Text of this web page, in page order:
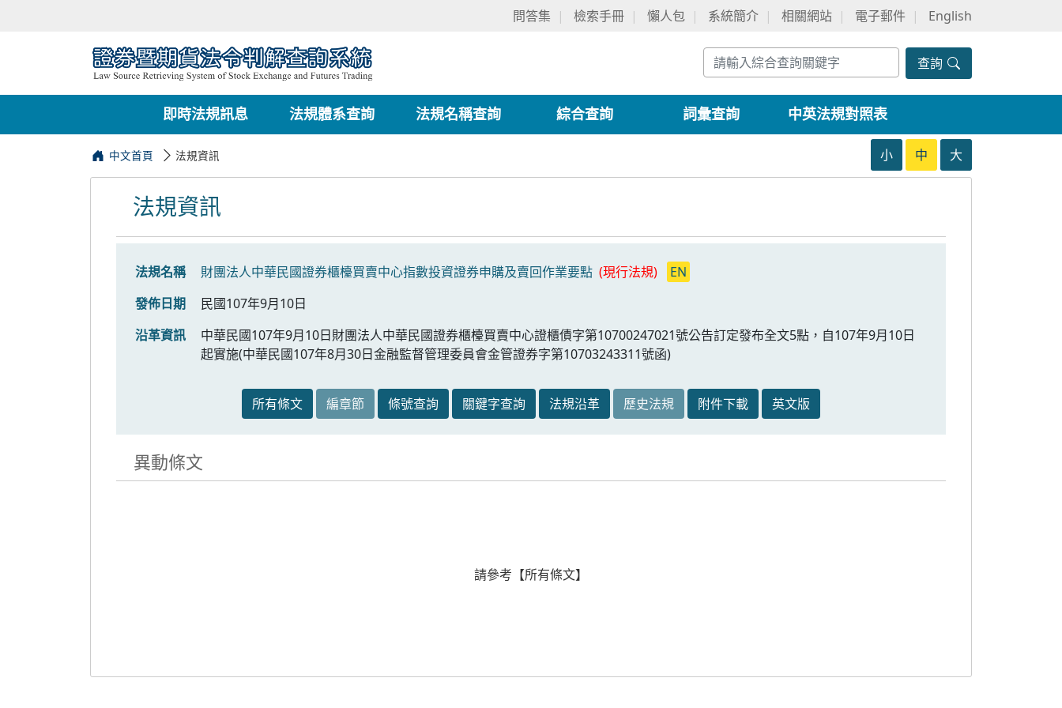
問答集 檢索手冊 懶人包 系統簡介 相關網站 電子郵件 English
查詢
即時法規訊息 法規體系查詢 法規名稱查詢 綜合查詢 詞彙查詢 中英法規對照表
中文首頁 法規資訊 小 中 大
法規資訊
法規名稱 財團法人中華民國證券櫃檯買賣中心指數投資證券申購及賣回作業要點 (現行法規)
EN
發佈日期
民國107年9月10日
沿革資訊
中華民國107年9月10日財團法人中華民國證券櫃檯買賣中心證櫃債字第10700247021號公告訂定發布全文5點，自107年9月10日
起實施(中華民國107年8月30日金融監督管理委員會金管證券字第10703243311號函)
所有條文 編章節 條號查詢 關鍵字查詢 法規沿革 歷史法規 附件下載 英文版
異動條文
請參考【所有條文】